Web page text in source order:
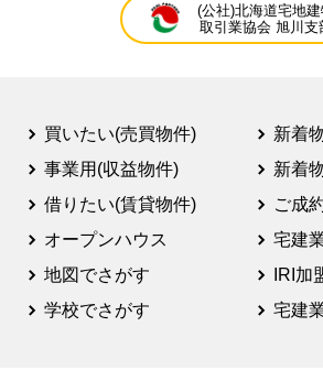
(公社)北海道宅地建
取引業協会 旭川支
買いたい(売買物件)
事業用(収益物件)
借りたい(賃貸物件)
オープンハウス
地図でさがす
学校でさがす
新着
新着
ご成
宅建
IRI加
宅建